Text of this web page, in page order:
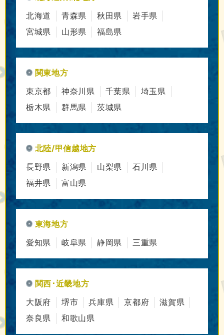
北海道
青森県 秋田県
岩手県
宮城県
山形県 福島県
関東地方
東京都
神奈川県 千葉県
埼玉県
栃木県
群馬県 茨城県
北陸/甲信越地方
長野県
新潟県 山梨県
石川県
福井県
富山県
東海地方
愛知県
岐阜県 静岡県 三重県
関西･近畿地方
大阪府
堺市 兵庫県 京都府
滋賀県
奈良県
和歌山県